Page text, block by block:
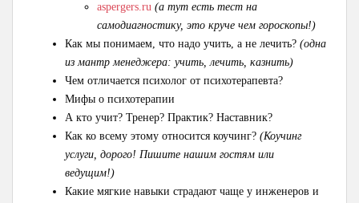
aspergers.ru (а тут есть тест на
самодиагностику, это круче чем гороскопы!)
Как мы понимаем, что надо учить, а не лечить? (одна
из мантр менеджера: учить, лечить, казнить)
Чем отличается психолог от психотерапевта?
Мифы о психотерапии
А кто учит? Тренер? Практик? Наставник?
Как ко всему этому относится коучинг? (Коучинг
услуги, дорого! Пишите нашим гостям или
ведущим!)
Какие мягкие навыки страдают чаще у инженеров и